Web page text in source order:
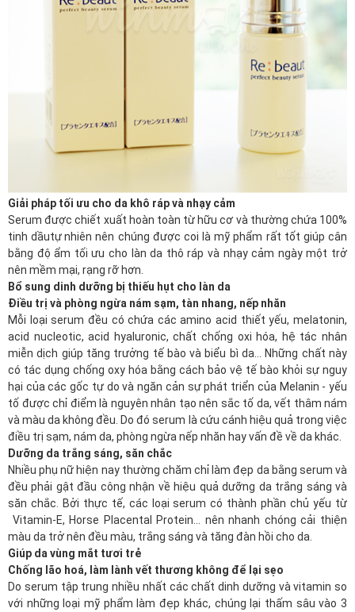
Giải pháp tối ưu cho da khô ráp và nhạy cảm
Serum được chiết xuất hoàn toàn từ hữu cơ và thường chứa 100%
tinh dầutự nhiên nên chúng được coi là mỹ phẩm rất tốt giúp cân
bằng độ ẩm tối ưu cho làn da thô ráp và nhạy cảm ngày một trở
nên mềm mại, rạng rỡ hơn.
Bổ sung dinh dưỡng bị thiếu hụt cho làn da
Điều trị và phòng ngừa nám sạm, tàn nhang, nếp nhăn
Mỗi loại serum đều có chứa các amino acid thiết yếu, melatonin,
acid nucleotic, acid hyaluronic, chất chống oxi hóa, hệ tác nhân
miễn dịch giúp tăng trưởng tế bào và biểu bì da… Những chất này
có tác dụng chống oxy hóa bằng cách bảo vệ tế bào khỏi sự nguy
hại của các gốc tự do và ngăn cản sự phát triển của Melanin - yếu
tố được chỉ điểm là nguyên nhân tạo nên sắc tố da, vết thâm nám
và màu da không đều. Do đó serum là cứu cánh hiệu quả trong việc
điều trị sạm, nám da, phòng ngừa nếp nhăn hay vấn đề về da khác.
Dưỡng da trắng sáng, săn chắc
Nhiều phụ nữ hiện nay thường chăm chỉ làm đẹp da bằng serum và
đều phải gật đầu công nhận về hiệu quả dưỡng da trắng sáng và
săn chắc. Bởi thực tế, các loại serum có thành phần chủ yếu từ
Vitamin-E, Horse Placental Protein… nên nhanh chóng cải thiện
màu da trở nên đều màu, trắng sáng và tăng đàn hồi cho da.
Giúp da vùng mắt tươi trẻ
Chống lão hoá, làm lành vết thương không để lại sẹo
Do serum tập trung nhiều nhất các chất dinh dưỡng và vitamin so
với những loại mỹ phẩm làm đẹp khác, chúng lại thấm sâu vào 3